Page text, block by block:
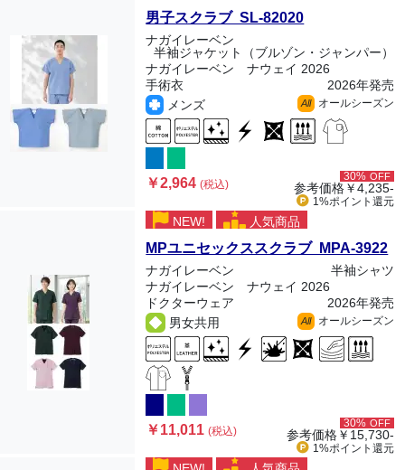
男子スクラブ SL-82020
ナガイレーベン
半袖ジャケット（ブルゾン・ジャンパー）
ナガイレーベン ナウェイ 2026
手術衣
2026年発売
メンズ
All オールシーズン
￥2,964(税込)
30% OFF
参考価格￥4,235-
1%ポイント 還元
NEW! 人気商品
MPユニセックススクラブ MPA-3922
ナガイレーベン
半袖シャツ
ナガイレーベン ナウェイ 2026
ドクターウェア
2026年発売
男女共用
All オールシーズン
￥11,011(税込)
30% OFF
参考価格￥15,730-
1%ポイント 還元